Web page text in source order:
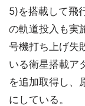
5)を搭載して飛
の軌道投入も実
号機打ち上げ失
いる衛星搭載ア
を追加取得し、
にしている。